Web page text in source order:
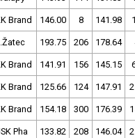
Brand 146.00 8 141.98
193.75 206 178.64
Brand 141.91 156 145.15
Brand 125.66 124 147.91
Brand 154.18 300 176.39
Pha 133.82 208 146.04